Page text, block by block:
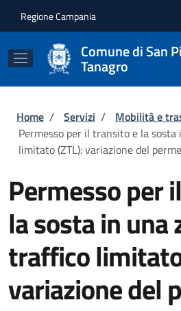
Regione Campania
Comune di San
Tanagro
Briciole di pane
Home / Servizi / Mobilità e
Permesso per il transito e la
limitato (ZTL): variazione del
Permesso per
la sosta in una
traffico
variazione del